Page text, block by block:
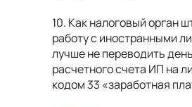
10. Как налоговый орган
работу с иностранными
лучше не переводить
расчетного счета ИП на
кодом 33 «заработная